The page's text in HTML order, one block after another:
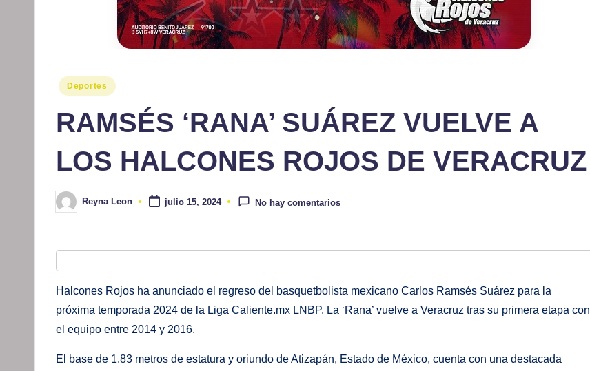
Publicado
Deportes
RAMSÉS ‘RANA’ SUÁREZ VUELVE A
LOS HALCONES ROJOS DE VERACRUZ
Publicado
por
Reyna Leon julio 15, 2024 No hay comentarios
Halcones Rojos ha anunciado el regreso del basquetbolista mexicano Carlos Ramsés Suárez para la
próxima temporada 2024 de la Liga Caliente.mx LNBP. La ‘Rana’ vuelve a Veracruz tras su primera etapa con
el equipo entre 2014 y 2016.
El base de 1.83 metros de estatura y oriundo de Atizapán, Estado de México, cuenta con una destacada